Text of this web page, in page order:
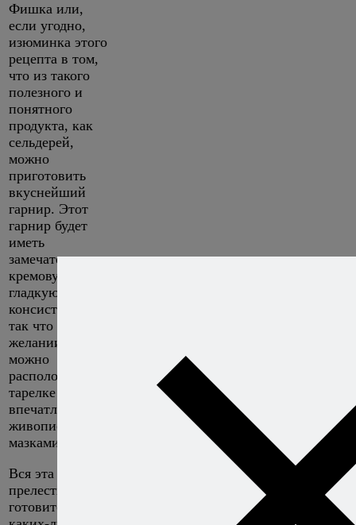
Фишка или,
если угодно,
изюминка этого
рецепта в том,
что из такого
полезного и
понятного
продукта, как
сельдерей,
можно
приготовить
вкуснейший
гарнир. Этот
гарнир будет
иметь
замечательную
кремовую,
гладкую
консистенцию,
так что при
желании его
можно
расположить на
тарелке
впечатляющими
живописными
мазками.
Вся эта
прелесть
готовится без